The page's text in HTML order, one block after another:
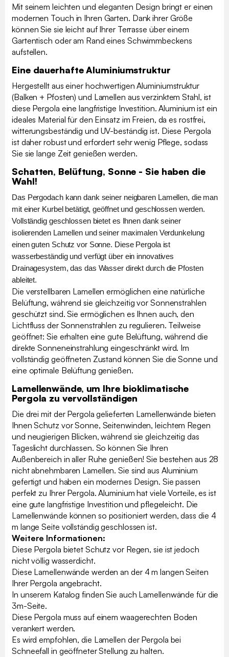
Mit seinem leichten und eleganten Design bringt er einen
modernen Touch in Ihren Garten. Dank ihrer Größe
können Sie sie leicht auf Ihrer Terrasse über einem
Gartentisch oder am Rand eines Schwimmbeckens
aufstellen.
Eine dauerhafte Aluminiumstruktur
Hergestellt aus einer hochwertigen Aluminiumstruktur
(Balken + Pfosten) und Lamellen aus verzinktem Stahl, ist
diese Pergola eine langfristige Investition. Aluminium ist ein
ideales Material für den Einsatz im Freien, da es rostfrei,
witterungsbeständig und UV-beständig ist. Diese Pergola
ist daher robust und erfordert sehr wenig Pflege, sodass
Sie sie lange Zeit genießen werden.
Schatten, Belüftung, Sonne - Sie haben die
Wahl!
Das Pergodach kann dank seiner neigbaren Lamellen, die man
mit einer Kurbel betätigt, geöffnet und geschlossen werden.
Vollständig geschlossen bietet es Ihnen dank seiner
isolierenden Lamellen und seiner maximalen Verdunkelung
einen guten Schutz vor Sonne. Diese Pergola ist
wasserbeständig und verfügt über ein innovatives
Drainagesystem, das das Wasser direkt durch die Pfosten
ableitet.
Die verstellbaren Lamellen ermöglichen eine natürliche
Belüftung, während sie gleichzeitig vor Sonnenstrahlen
geschützt sind. Sie ermöglichen es Ihnen auch, den
Lichtfluss der Sonnenstrahlen zu regulieren. Teilweise
geöffnet: Sie erhalten eine gute Belüftung, während die
direkte Sonneneinstrahlung eingeschränkt wird. Im
vollständig geöffneten Zustand können Sie die Sonne und
eine optimale Belüftung genießen.
Lamellenwände, um Ihre bioklimatische
Pergola zu vervollständigen
Die drei mit der Pergola gelieferten Lamellenwände bieten
Ihnen Schutz vor Sonne, Seitenwinden, leichtem Regen
und neugierigen Blicken, während sie gleichzeitig das
Tageslicht durchlassen. So können Sie Ihren
Außenbereich in aller Ruhe genießen! Sie bestehen aus 28
nicht abnehmbaren Lamellen. Sie sind aus Aluminium
gefertigt und haben ein modernes Design. Sie passen
perfekt zu Ihrer Pergola. Aluminium hat viele Vorteile, es ist
eine gute langfristige Investition und pflegeleicht. Die
Lamellenwände können so positioniert werden, dass die 4
m lange Seite vollständig geschlossen ist.
Weitere Informationen:
Diese Pergola bietet Schutz vor Regen, sie ist jedoch
nicht völlig wasserdicht.
Diese Lamellenwände werden an der 4 m langen Seiten
Ihrer Pergola angebracht.
In unserem Katalog finden Sie auch Lamellenwände für die
3m-Seite.
Diese Pergola muss auf einem waagerechten Boden
verankert werden.
Es wird empfohlen, die Lamellen der Pergola bei
Schneefall in geöffneter Stellung zu halten.